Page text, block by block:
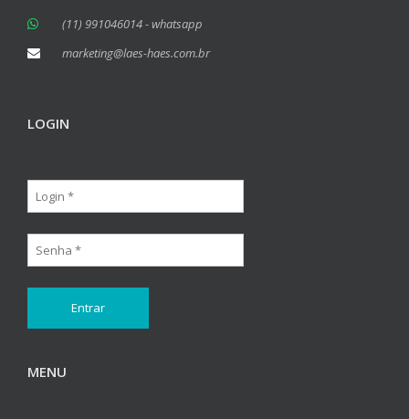
(11) 991046014 - whatsapp
marketing@laes-haes.com.br
LOGIN
MENU